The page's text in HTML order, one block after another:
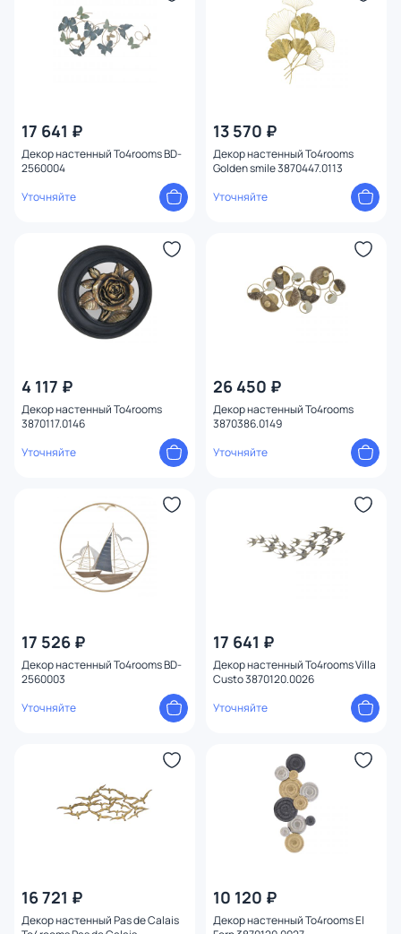
17 641 ₽
Декор настенный To4rooms BD-
2560004
Уточняйте
13 570 ₽
Декор настенный To4rooms
Golden smile 3870447.0113
Уточняйте
4 117 ₽
Декор настенный To4rooms
3870117.0146
Уточняйте
26 450 ₽
Декор настенный To4rooms
3870386.0149
Уточняйте
17 526 ₽
Декор настенный To4rooms BD-
2560003
Уточняйте
17 641 ₽
Декор настенный To4rooms Villa
Custo 3870120.0026
Уточняйте
16 721 ₽
Декор настенный Pas de Calais
10 120 ₽
Декор настенный To4rooms El